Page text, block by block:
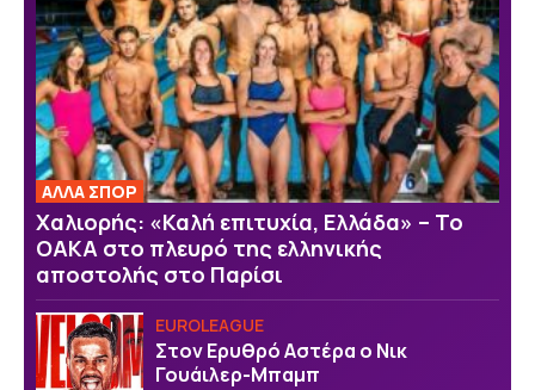
ΑΛΛΑ ΣΠΟΡ
Χαλιορής: «Καλή επιτυχία, Ελλάδα» – Το
ΟΑΚΑ στο πλευρό της ελληνικής
αποστολής στο Παρίσι
EUROLEAGUE
Στον Ερυθρό Αστέρα ο Νικ
Γουάιλερ-Μπαμπ